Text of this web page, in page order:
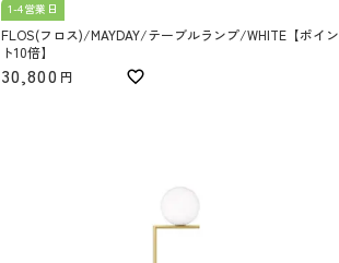
1-4営業日
FLOS(フロス)/MAYDAY/テーブルランプ/WHITE【ポイン
ト10倍】
30,800